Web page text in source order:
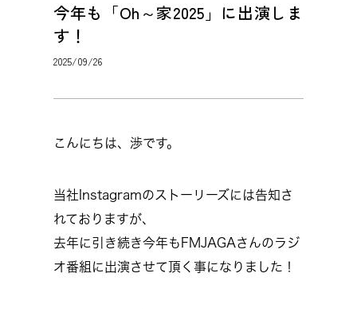
今年も「Oh～家2025」に出演しま
す！
2025/09/26
こんにちは、渉です。
当社Instagramのストーリーズには告知さ
れておりますが、
去年に引き続き今年もFMJAGAさんのラジ
オ番組に出演させて頂く事になりました！